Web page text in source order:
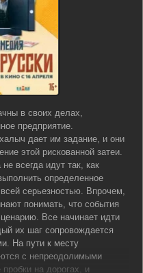
в своих делах,
предприятие.
дает им задание, и они
этой рискованной затеи.
всегда идут так, как
определенное
серьезностью. Впрочем,
понимать, что события
Все начинает идти
их шаг сопровождается
На пути к месту
с непреодолимыми
на дорогах, и